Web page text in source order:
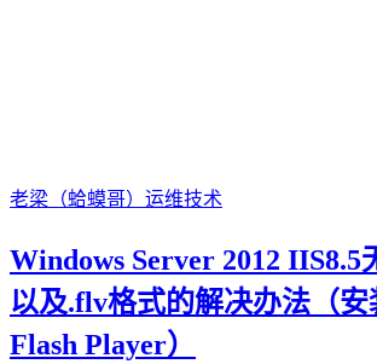
老梁（蛤蟆哥） 运维技术
Windows Server 2012 IIS8.5
以及.flv格式的解决办法（安
Flash Player）